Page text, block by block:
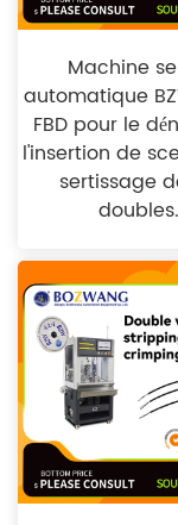
Machine
automatique
FBD pour le
l'insertion de
sertissage
doubles.